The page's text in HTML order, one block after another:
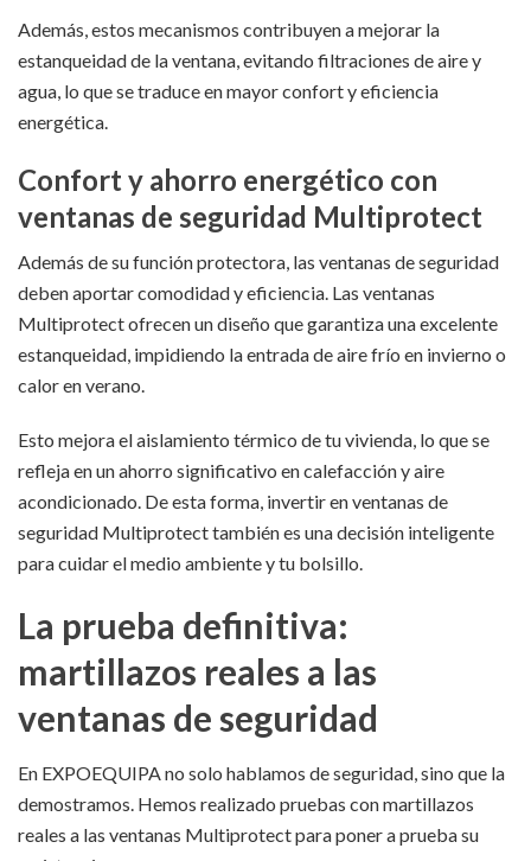
Además, estos mecanismos contribuyen a mejorar la
estanqueidad de la ventana, evitando filtraciones de aire y
agua, lo que se traduce en mayor confort y eficiencia
energética.
Confort y ahorro energético con
ventanas de seguridad Multiprotect
Además de su función protectora, las ventanas de seguridad
deben aportar comodidad y eficiencia. Las ventanas
Multiprotect ofrecen un diseño que garantiza una excelente
estanqueidad, impidiendo la entrada de aire frío en invierno o
calor en verano.
Esto mejora el aislamiento térmico de tu vivienda, lo que se
refleja en un ahorro significativo en calefacción y aire
acondicionado. De esta forma, invertir en ventanas de
seguridad Multiprotect también es una decisión inteligente
para cuidar el medio ambiente y tu bolsillo.
La prueba definitiva:
martillazos reales a las
ventanas de seguridad
En EXPOEQUIPA no solo hablamos de seguridad, sino que la
demostramos. Hemos realizado pruebas con martillazos
reales a las ventanas Multiprotect para poner a prueba su